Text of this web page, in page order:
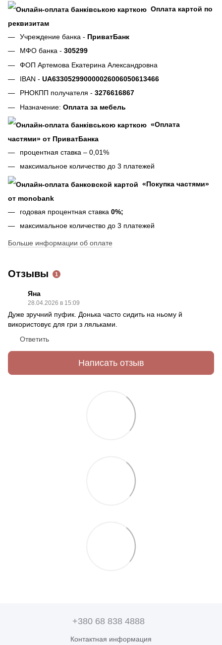
Оплата картой по
реквизитам
Учреждение банка - ПриватБанк
МФО банка - 305299
ФОП Артемова Екатерина Александровна
IBAN - UA633052990000026006050613466
РНОКПП получателя - 3276616867
Назначение: Оплата за мебель
«Оплата
частями» от ПриватБанка
процентная ставка – 0,01%
максимальное количество до 3 платежей
«Покупка частями»
от monobank
годовая процентная ставка 0%;
максимальное количество до 3 платежей
Больше информации об оплате
Отзывы 1
Яна
28.04.2026 в 15:09
Дуже зручний пуфик. Донька часто сидить на ньому й
використовує для гри з ляльками.
Ответить
Написать отзыв
+380 68 838 4888
Контактная информация